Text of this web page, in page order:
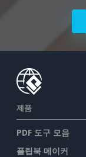
제품
PDF 도구 모음
플립북 메이커